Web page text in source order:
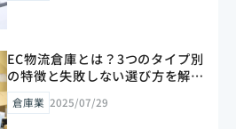
EC物流倉庫とは？3つのタイプ別
の特徴と失敗しない選び方を解説
【2026年版】
倉庫業 2025/07/29